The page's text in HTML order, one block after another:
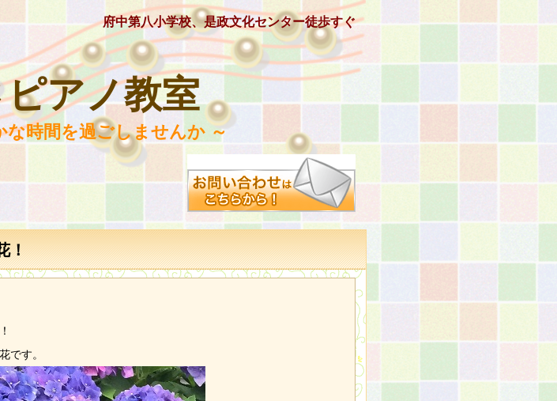
府中第八小学校、是政文化センター徒歩すぐ
アノ教室
な時間を過ごしませんか ～
！
です。